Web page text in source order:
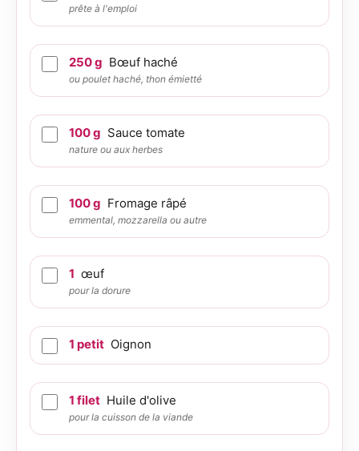
prête à l'emploi
250g Bœuf haché
ou poulet haché, thon émietté
100g Sauce tomate
nature ou aux herbes
100g Fromage râpé
emmental, mozzarella ou autre
1 œuf
pour la dorure
1 petit Oignon
1 filet Huile d'olive
pour la cuisson de la viande